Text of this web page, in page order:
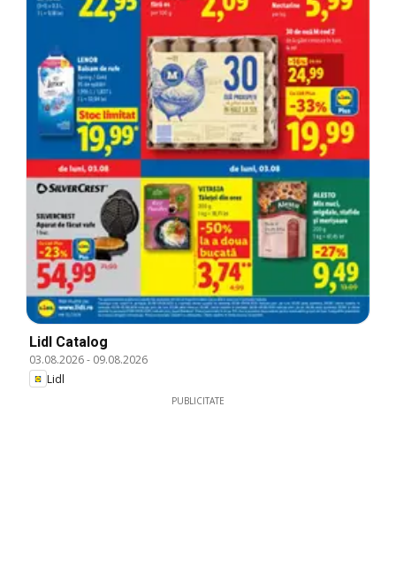
Lidl Catalog
03.08.2026- 09.08.2026
Lidl
PUBLICITATE